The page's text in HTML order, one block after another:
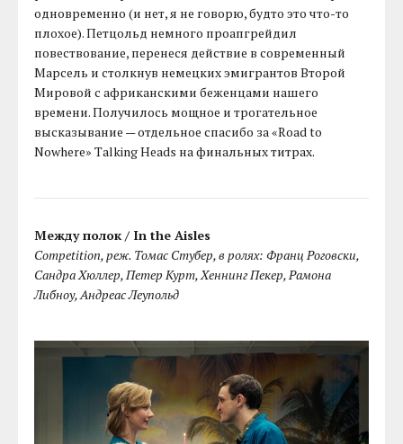
одновременно (и нет, я не говорю, будто это что-то
плохое). Петцольд немного проапгрейдил
повествование, перенеся действие в современный
Марсель и столкнув немецких эмигрантов Второй
Мировой с африканскими беженцами нашего
времени. Получилось мощное и трогательное
высказывание — отдельное спасибо за «Road to
Nowhere» Talking Heads на финальных титрах.
Между полок / In the Aisles
Competition, реж. Томас Стубер, в ролях: Франц Роговски,
Сандра Хюллер, Петер Курт, Хеннинг Пекер, Рамона
Либноу, Андреас Леупольд